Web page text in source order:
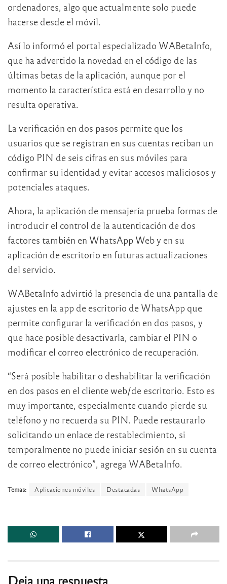
ordenadores, algo que actualmente solo puede
hacerse desde el móvil.
Así lo informó el portal especializado WABetaInfo,
que ha advertido la novedad en el código de las
últimas betas de la aplicación, aunque por el
momento la característica está en desarrollo y no
resulta operativa.
La verificación en dos pasos permite que los
usuarios que se registran en sus cuentas reciban un
código PIN de seis cifras en sus móviles para
confirmar su identidad y evitar accesos maliciosos y
potenciales ataques.
Ahora, la aplicación de mensajería prueba formas de
introducir el control de la autenticación de dos
factores también en WhatsApp Web y en su
aplicación de escritorio en futuras actualizaciones
del servicio.
WABetaInfo advirtió la presencia de una pantalla de
ajustes en la app de escritorio de WhatsApp que
permite configurar la verificación en dos pasos, y
que hace posible desactivarla, cambiar el PIN o
modificar el correo electrónico de recuperación.
“Será posible habilitar o deshabilitar la verificación
en dos pasos en el cliente web/de escritorio. Esto es
muy importante, especialmente cuando pierde su
teléfono y no recuerda su PIN. Puede restaurarlo
solicitando un enlace de restablecimiento, si
temporalmente no puede iniciar sesión en su cuenta
de correo electrónico”, agrega WABetaInfo.
Temas: Aplicaciones móviles Destacadas WhatsApp
Deja una respuesta